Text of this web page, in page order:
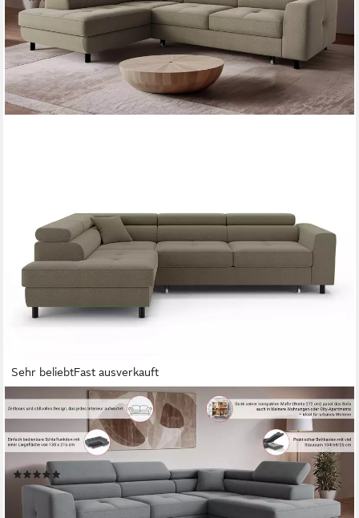
Sehr beliebtFast ausverkauft
OTTO HOME
Ecksofa AADEN Schlafsofa 254 cm - OTTO. Verlässliche
Qualität., mit Bettfunktion, Bettkasten, Kopfstützen, rechts/links
bestellbar
999,99 € UVP 1.449,00 €
-31%